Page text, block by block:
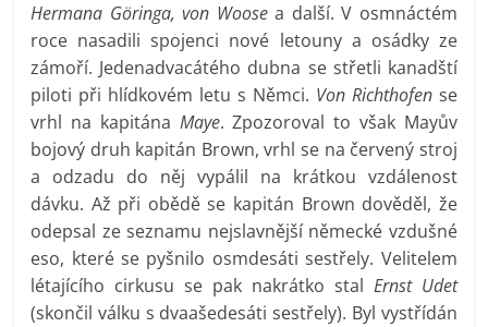
Hermana Göringa, von Woosea další. V osmnáctém
roce nasadili spojenci nové letouny a osádky ze
zámoří. Jedenadvacátého dubna se střetli kanadští
piloti při hlídkovém letu s Němci. Von Richthofense
vrhl na kapitána Maye. Zpozoroval to však Mayův
bojový druh kapitán Brown, vrhl se na červený stroj
a odzadu do něj vypálil na krátkou vzdálenost
dávku. Až při obědě se kapitán Brown dověděl, že
odepsal ze seznamu nejslavnější německé vzdušné
eso, které se pyšnilo osmdesáti sestřely. Velitelem
létajícího cirkusu se pak nakrátko stal Ernst Udet
(skončil válku s dvaašedesáti sestřely). Byl vystřídán